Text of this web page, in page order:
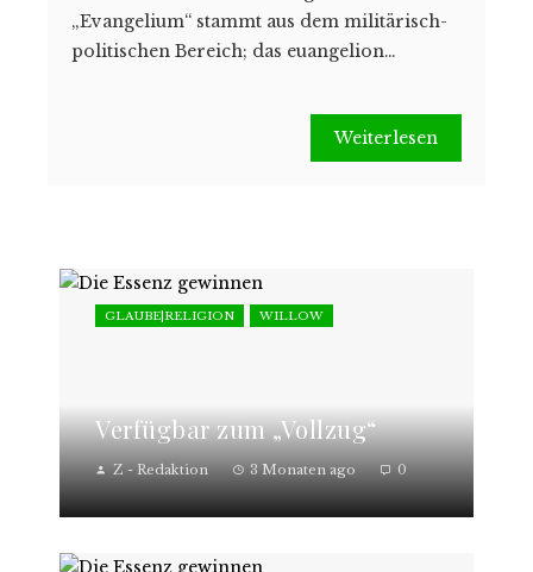
„Evangelium“ stammt aus dem militärisch-
politischen Bereich; das euangelion…
Weiterlesen
Verfügbar zum „Vollzug“
Z - Redaktion 3 Monaten ago 0
GLAUBE|RELIGION WILLOW